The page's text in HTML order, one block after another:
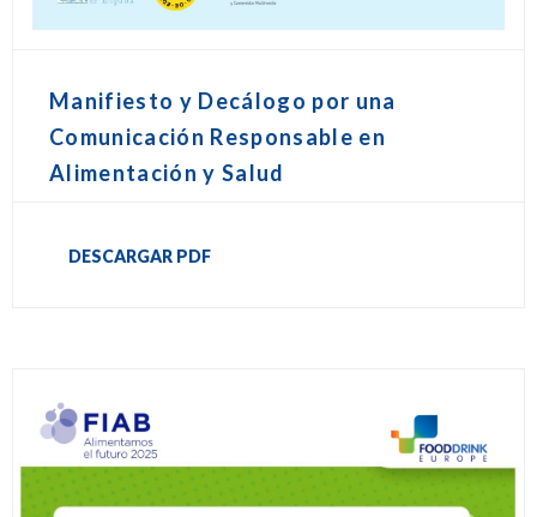
Manifiesto y Decálogo por una
Comunicación Responsable en
Alimentación y Salud
DESCARGAR PDF